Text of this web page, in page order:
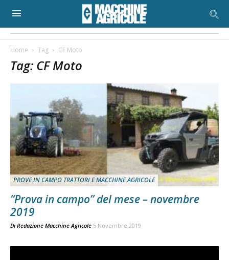
Home Tag CF Moto
Tag: CF Moto
PROVE IN CAMPO TRATTORI E MACCHINE AGRICOLE
“Prova in campo” del mese – novembre
2019
Di Redazione Macchine Agricole 5 Novembre 2019